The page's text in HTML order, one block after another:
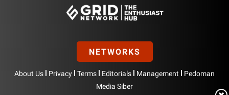
NETWORKS
About Us Privacy Terms Editorials Management
Pedoman
Media Siber